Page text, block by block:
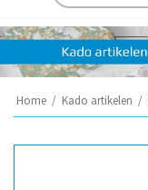
Home / Kado artikelen /